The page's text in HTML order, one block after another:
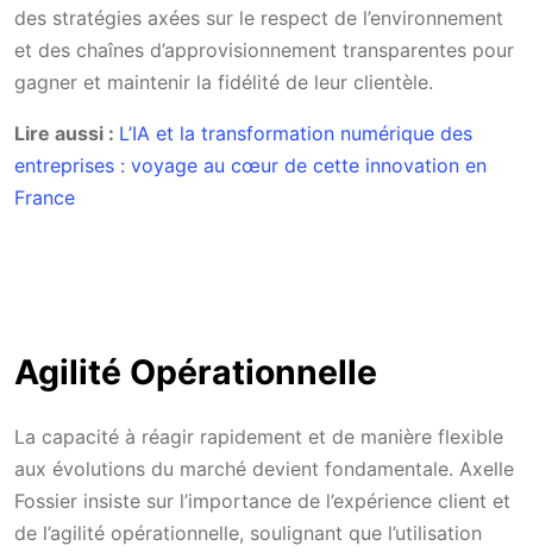
des stratégies axées sur le respect de l’environnement
et des chaînes d’approvisionnement transparentes pour
gagner et maintenir la fidélité de leur clientèle.
Lire aussi : L’IA et la transformation numérique des
entreprises : voyage au cœur de cette innovation en
France
Agilité Opérationnelle
La capacité à réagir rapidement et de manière flexible
aux évolutions du marché devient fondamentale. Axelle
Fossier insiste sur l’importance de l’expérience client et
de l’agilité opérationnelle, soulignant que l’utilisation